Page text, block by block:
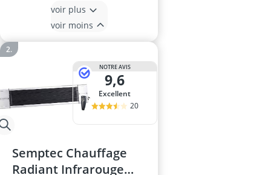
voir plus
voir moins
NOTRE AVIS
9,6
Excellent
20
Semptec Chauffage
Radiant Infrarouge